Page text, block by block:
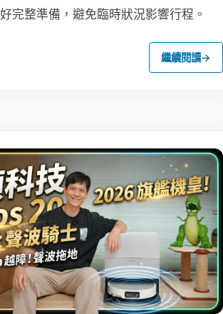
完整準備，避免臨時狀況影響行程。
繼續閱讀→